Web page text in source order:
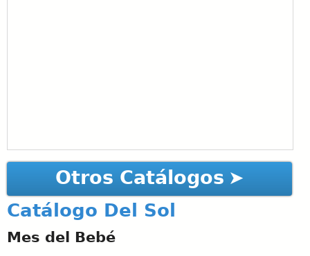
Otros Catálogos
Catálogo Del Sol
Mes del Bebé